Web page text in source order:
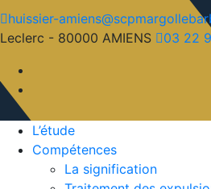
huissier-
Leclerc - 80000 AMIENS
03 22
L’étude
Compétences
La signification